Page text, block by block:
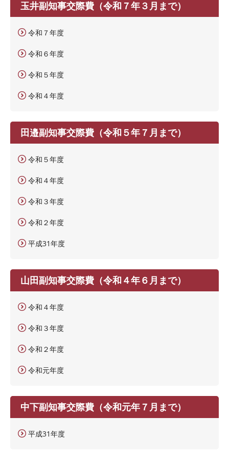
玉井副知事交際費（令和７年３月まで）
令和７年度
令和６年度
令和５年度
令和４年度
田邉副知事交際費（令和５年７月まで）
令和５年度
令和４年度
令和３年度
令和２年度
平成31年度
山田副知事交際費（令和４年６月まで）
令和４年度
令和３年度
令和２年度
令和元年度
中下副知事交際費（令和元年７月まで）
平成31年度